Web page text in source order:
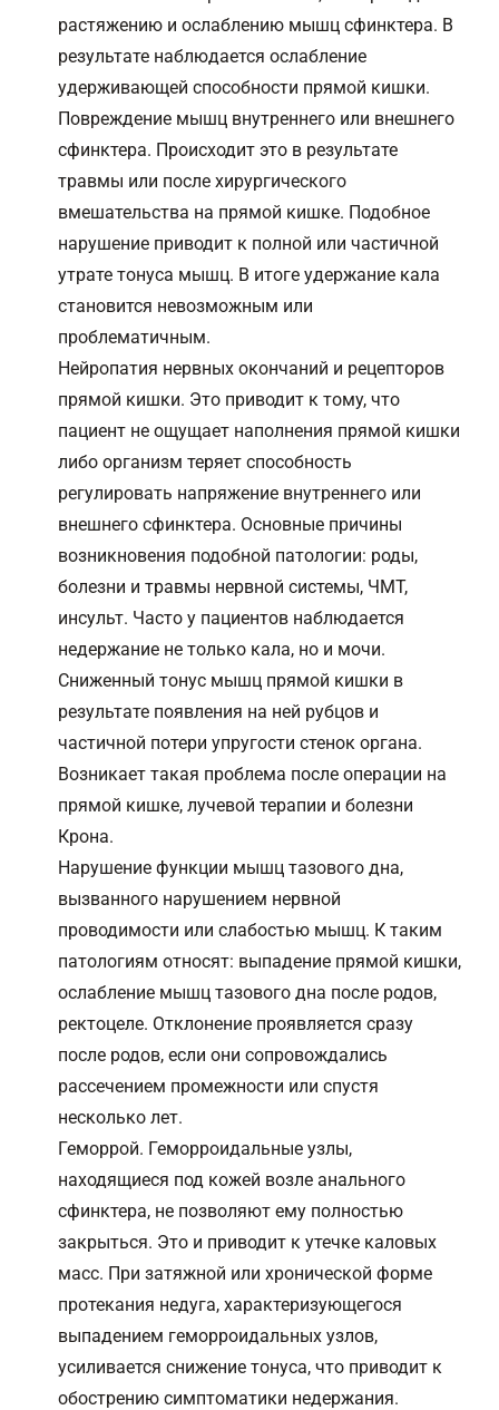
растяжению и ослаблению мышц сфинктера. В
результате наблюдается ослабление
удерживающей способности прямой кишки.
Повреждение мышц внутреннего или внешнего
сфинктера. Происходит это в результате
травмы или после хирургического
вмешательства на прямой кишке. Подобное
нарушение приводит к полной или частичной
утрате тонуса мышц. В итоге удержание кала
становится невозможным или
проблематичным.
Нейропатия нервных окончаний и рецепторов
прямой кишки. Это приводит к тому, что
пациент не ощущает наполнения прямой кишки
либо организм теряет способность
регулировать напряжение внутреннего или
внешнего сфинктера. Основные причины
возникновения подобной патологии: роды,
болезни и травмы нервной системы, ЧМТ,
инсульт. Часто у пациентов наблюдается
недержание не только кала, но и мочи.
Сниженный тонус мышц прямой кишки в
результате появления на ней рубцов и
частичной потери упругости стенок органа.
Возникает такая проблема после операции на
прямой кишке, лучевой терапии и болезни
Крона.
Нарушение функции мышц тазового дна,
вызванного нарушением нервной
проводимости или слабостью мышц. К таким
патологиям относят: выпадение прямой кишки,
ослабление мышц тазового дна после родов,
ректоцеле. Отклонение проявляется сразу
после родов, если они сопровождались
рассечением промежности или спустя
несколько лет.
Геморрой. Геморроидальные узлы,
находящиеся под кожей возле анального
сфинктера, не позволяют ему полностью
закрыться. Это и приводит к утечке каловых
масс. При затяжной или хронической форме
протекания недуга, характеризующегося
выпадением геморроидальных узлов,
усиливается снижение тонуса, что приводит к
обострению симптоматики недержания.